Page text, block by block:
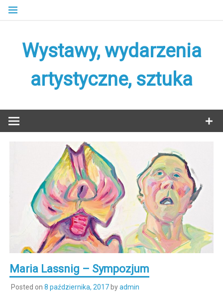
Skip
Wystawy, wydarzenia
artystyczne, sztuka
Maria Lassnig – Sympozjum
Posted on 8 października, 2017byadmin